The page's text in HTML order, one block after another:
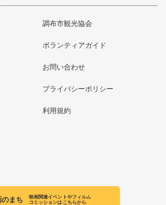
調布市観光協会
ボランティアガイド
お問い合わせ
プライバシーポリシー
利用規約
のまち
映画関連イベントやフィルム
コミッションはこちらから